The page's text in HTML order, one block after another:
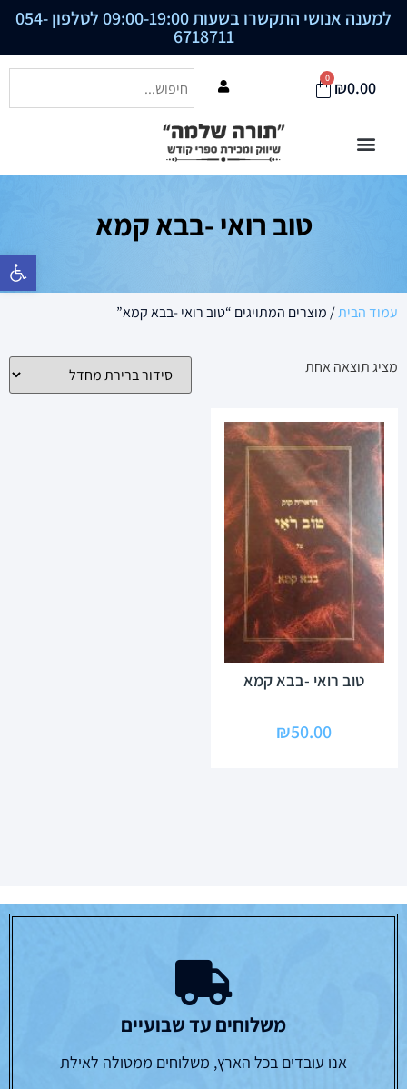
פתח סרגל
למענה אנושי התקשרו בשעות 09:00-19:00 לטלפון 054-
6718711
₪0.00
0
טוב רואי -בבא קמא
עמוד הבית/ מוצרים המתויגים “טוב רואי -בבא קמא”
מציג תוצאה אחת
טוב רואי -בבא קמא
₪50.00
משלוחים עד שבועיים
אנו עובדים בכל הארץ, משלוחים ממטולה לאילת